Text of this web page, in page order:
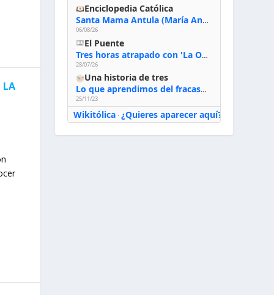
LA
Enciclopedia Católica
Santa Mama Antula (María Antonia de Paz y Figueroa)
06/08/26
El Puente
Tres horas atrapado con 'La Odisea' de Nolan
28/07/26
Una historia de tres
Lo que aprendimos del fracaso al emprender
25/11/23
Wikitólica· ¿Quieres aparecer aquí?